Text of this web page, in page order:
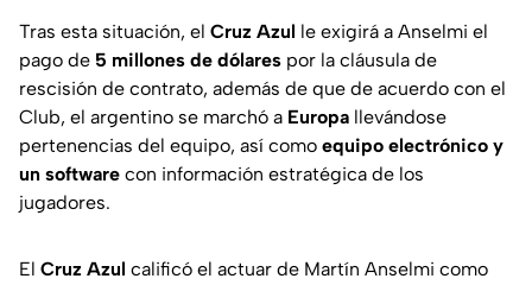
Tras esta situación, el Cruz Azul le exigirá a Anselmi el
pago de 5 millones de dólares por la cláusula de
rescisión de contrato, además de que de acuerdo con el
Club, el argentino se marchó a Europa llevándose
pertenencias del equipo, así como equipo electrónico y
un software con información estratégica de los
jugadores.
El Cruz Azul calificó el actuar de Martín Anselmi como